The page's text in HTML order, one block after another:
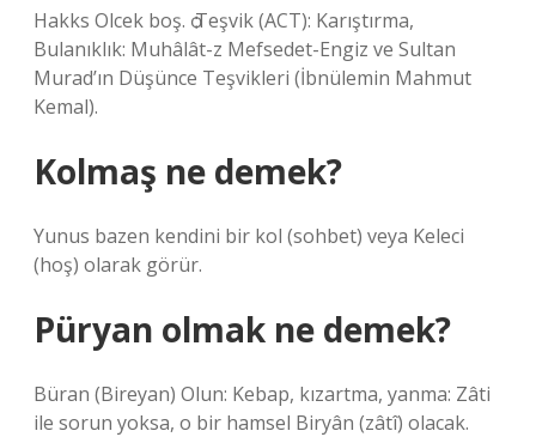
Hakks Olcek boş. ѻ Teşvik (ACT): Karıştırma,
Bulanıklık: Muhâlât-z Mefsedet-Engiz ve Sultan
Murad’ın Düşünce Teşvikleri (İbnülemin Mahmut
Kemal).
Kolmaş ne demek?
Yunus bazen kendini bir kol (sohbet) veya Keleci
(hoş) olarak görür.
Püryan olmak ne demek?
Büran (Bireyan) Olun: Kebap, kızartma, yanma: Zâti
ile sorun yoksa, o bir hamsel Biryân (zâtî) olacak.